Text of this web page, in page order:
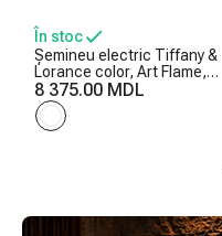
În stoc
Șemineu electric Tiffany &
Lorance color, Art Flame,
850x1100x270 mm, 1500W,
3 culori ale flăcărilor, 2
trepte de încălzire, 5 niveluri
8 375.00 MDL